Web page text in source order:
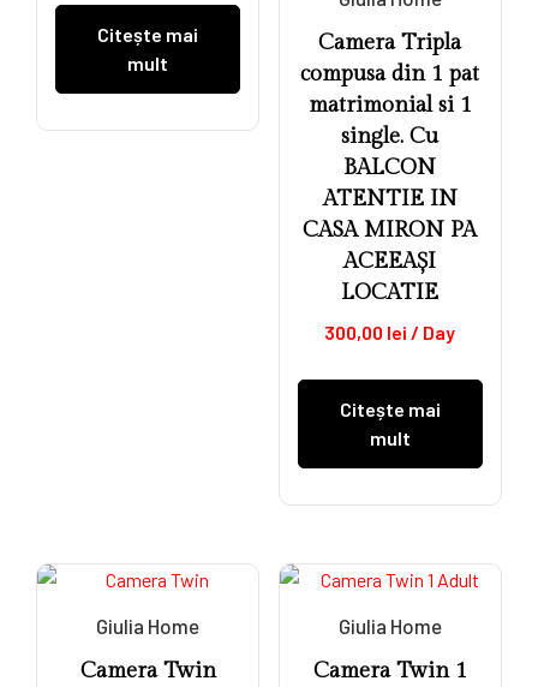
Citește mai
mult
Camera Tripla
compusa din 1 pat
matrimonial si 1
single. Cu
BALCON
ATENTIE IN
CASA MIRON PA
ACEEAȘI
LOCATIE
300,00 lei / Day
Citește mai
mult
Giulia Home
Camera Twin
Giulia Home
Camera Twin 1